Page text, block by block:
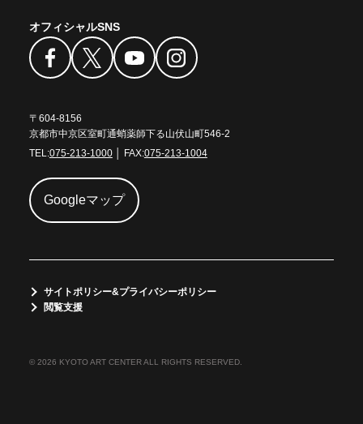
オフィシャルSNS
〒604-8156
京都市中京区室町通蛸薬師下る山伏山町546-2
TEL:075-213-1000│ FAX:075-213-1004
Googleマップ
サイトポリシー&プライバシーポリシー
閲覧支援
© 2026 KYOTO ART CENTER ALL RIGHTS RESERVED.